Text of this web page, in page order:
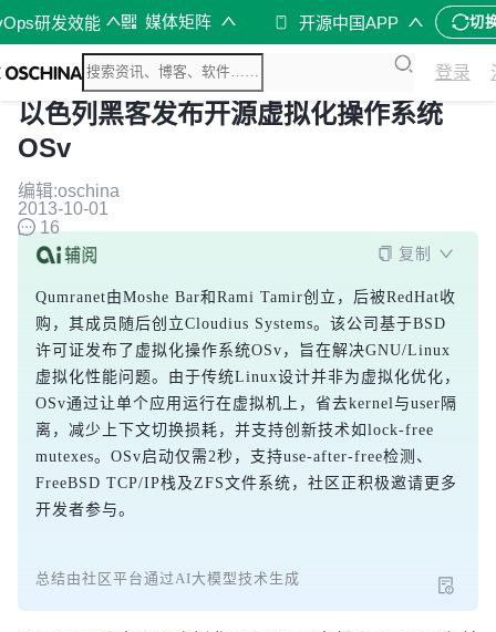
研发效能 媒体矩阵 开源中国APP 切
登录
以色列黑客发布开源虚拟化操作系统
OSv
编辑:oschina
2013-10-01
16
复制
Qumranet由Moshe Bar和Rami Tamir创立，后被RedHat收
购，其成员随后创立Cloudius Systems。该公司基于BSD
许可证发布了虚拟化操作系统OSv，旨在解决GNU/Linux
虚拟化性能问题。由于传统Linux设计并非为虚拟化优化，
OSv通过让单个应用运行在虚拟机上，省去kernel与user隔
离，减少上下文切换损耗，并支持创新技术如lock-free
mutexes。OSv启动仅需2秒，支持use-after-free检测、
FreeBSD TCP/IP栈及ZFS文件系统，社区正积极邀请更多
开发者参与。
总结由社区平台通过AI大模型技术生成